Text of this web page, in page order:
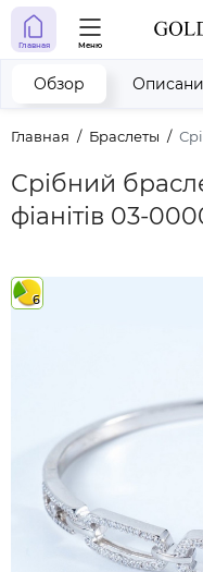
Главная Меню
Главная Браслеты
Срібний
фіанітів 03-
Обзор
6